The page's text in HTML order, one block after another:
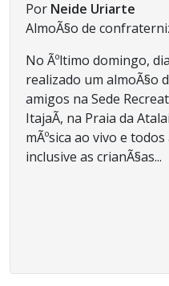
Por Neide Uriarte
AlmoÃ§o de
No Ãºltimo domingo,
realizado um almoÃ§o
amigos na Sede
ItajaÃ­, na Praia da
mÃºsica ao vivo e
inclusive as crianÃ§as...